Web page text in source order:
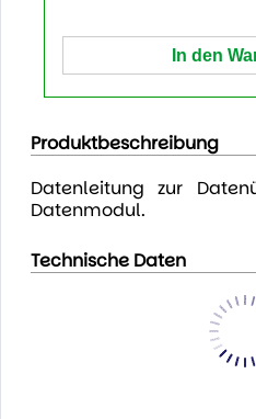
Produktbeschreibung
Datenleitung zur
Datenmodul.
Technische Daten